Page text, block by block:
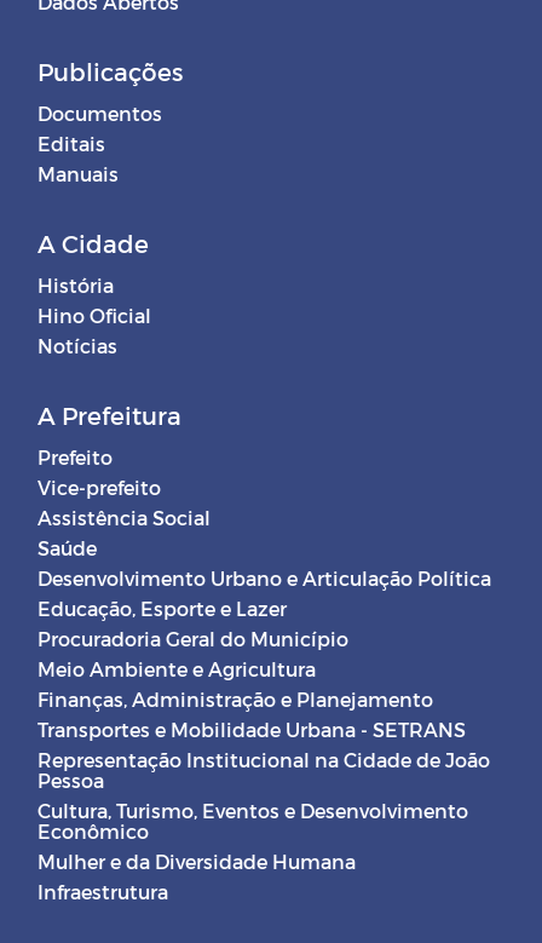
Publicações
Documentos
Editais
Manuais
A Cidade
História
Hino Oficial
Notícias
A Prefeitura
Prefeito
Vice-prefeito
Assistência Social
Saúde
Desenvolvimento Urbano e Articulação Política
Educação, Esporte e Lazer
Procuradoria Geral do Município
Meio Ambiente e Agricultura
Finanças, Administração e Planejamento
Transportes e Mobilidade Urbana - SETRANS
Representação Institucional na Cidade de João
Pessoa
Cultura, Turismo, Eventos e Desenvolvimento
Econômico
Mulher e da Diversidade Humana
Infraestrutura